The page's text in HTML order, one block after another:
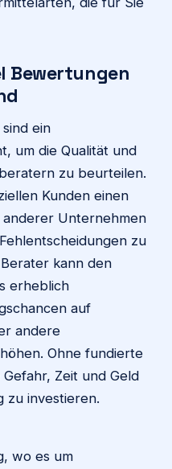
Bewertungen
ein
um die Qualität und
zu beurteilen.
Kunden einen
anderer Unternehmen
zu
kann den
erheblich
auf
andere
Ohne fundierte
Zeit und Geld
zu investieren.
wo es um